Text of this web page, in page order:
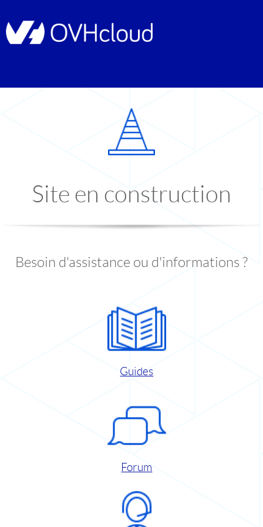
Site en construction
Besoin d'assistance ou d'informations ?
Guides
Forum